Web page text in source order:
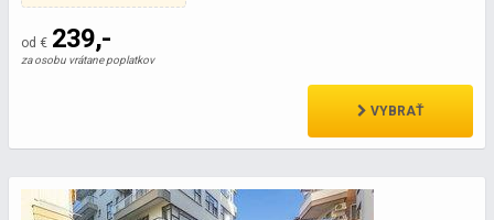
od € 239,-
za osobu vrátane poplatkov
VYBRAŤ